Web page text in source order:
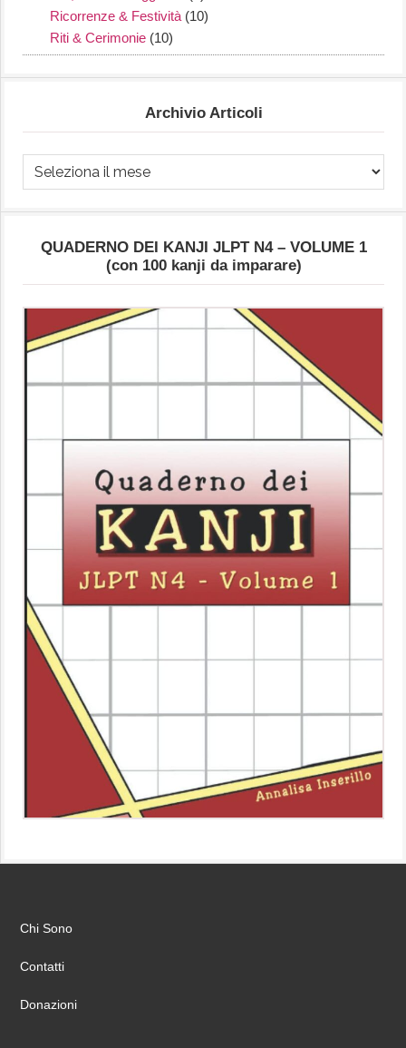
Ricorrenze & Festività (10)
Riti & Cerimonie (10)
Archivio Articoli
Archivio
Articoli
QUADERNO DEI KANJI JLPT N4 – VOLUME 1
(con 100 kanji da imparare)
Chi Sono
Contatti
Donazioni